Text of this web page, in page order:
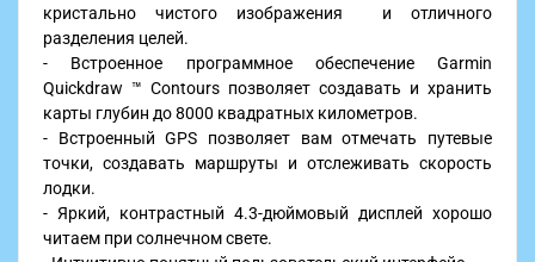
кристально чистого изображения и отличного
разделения целей.
- Встроенное программное обеспечение Garmin
Quickdraw ™ Contours позволяет создавать и хранить
карты глубин до 8000 квадратных километров.
- Встроенный GPS позволяет вам отмечать путевые
точки, создавать маршруты и отслеживать скорость
лодки.
- Яркий, контрастный 4.3-дюймовый дисплей хорошо
читаем при солнечном свете.